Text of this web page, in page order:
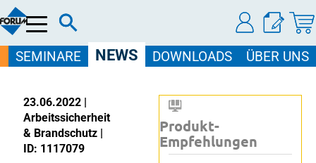
Menü
SEMINARE NEWS DOWNLOADS ÜBER UNS
23.06.2022 |
Arbeitssicherheit
& Brandschutz |
ID: 1117079
Produkt-
Empfehlungen